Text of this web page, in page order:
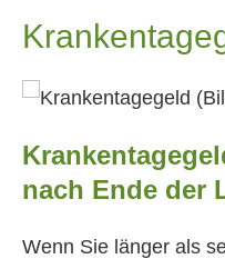
nach Ende der
Wenn Sie länger als